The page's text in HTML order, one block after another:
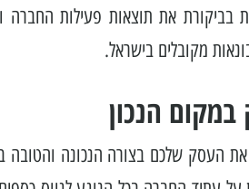
בביקורת את תוצאות פעילות החברה
מקובלים בישראל.
הנכון
העסק שלכם בצורה הנכונה והטובה